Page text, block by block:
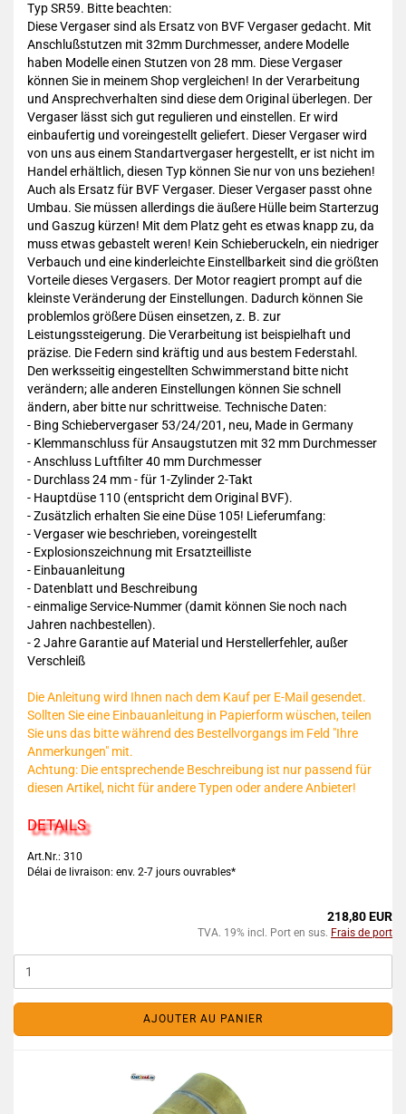
Typ SR59. Bitte beachten:
Diese Vergaser sind als Ersatz von BVF Vergaser gedacht. Mit
Anschlußstutzen mit 32mm Durchmesser, andere Modelle
haben Modelle einen Stutzen von 28 mm. Diese Vergaser
können Sie in meinem Shop vergleichen! In der Verarbeitung
und Ansprechverhalten sind diese dem Original überlegen. Der
Vergaser lässt sich gut regulieren und einstellen. Er wird
einbaufertig und voreingestellt geliefert. Dieser Vergaser wird
von uns aus einem Standartvergaser hergestellt, er ist nicht im
Handel erhältlich, diesen Typ können Sie nur von uns beziehen!
Auch als Ersatz für BVF Vergaser. Dieser Vergaser passt ohne
Umbau. Sie müssen allerdings die äußere Hülle beim Starterzug
und Gaszug kürzen! Mit dem Platz geht es etwas knapp zu, da
muss etwas gebastelt weren! Kein Schieberuckeln, ein niedriger
Verbauch und eine kinderleichte Einstellbarkeit sind die größten
Vorteile dieses Vergasers. Der Motor reagiert prompt auf die
kleinste Veränderung der Einstellungen. Dadurch können Sie
problemlos größere Düsen einsetzen, z. B. zur
Leistungssteigerung. Die Verarbeitung ist beispielhaft und
präzise. Die Federn sind kräftig und aus bestem Federstahl.
Den werksseitig eingestellten Schwimmerstand bitte nicht
verändern; alle anderen Einstellungen können Sie schnell
ändern, aber bitte nur schrittweise. Technische Daten:
- Bing Schiebervergaser 53/24/201, neu, Made in Germany
- Klemmanschluss für Ansaugstutzen mit 32 mm Durchmesser
- Anschluss Luftfilter 40 mm Durchmesser
- Durchlass 24 mm - für 1-Zylinder 2-Takt
- Hauptdüse 110 (entspricht dem Original BVF).
- Zusätzlich erhalten Sie eine Düse 105! Lieferumfang:
- Vergaser wie beschrieben, voreingestellt
- Explosionszeichnung mit Ersatzteilliste
- Einbauanleitung
- Datenblatt und Beschreibung
- einmalige Service-Nummer (damit können Sie noch nach
Jahren nachbestellen).
- 2 Jahre Garantie auf Material und Herstellerfehler, außer
Verschleiß
Die Anleitung wird Ihnen nach dem Kauf per E-Mail gesendet.
Sollten Sie eine Einbauanleitung in Papierform wüschen, teilen
Sie uns das bitte während des Bestellvorgangs im Feld "Ihre
Anmerkungen" mit.
Achtung: Die entsprechende Beschreibung ist nur passend für
diesen Artikel, nicht für andere Typen oder andere Anbieter!
DETAILS
Art.Nr.: 310
Délai de livraison: env. 2-7 jours ouvrables*
218,80 EUR
TVA. 19% incl. Port en sus. Frais de port
AJOUTER AU PANIER